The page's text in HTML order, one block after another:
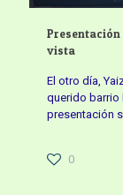
Presentación
vista
El otro día,
querido barrio
presentación
0